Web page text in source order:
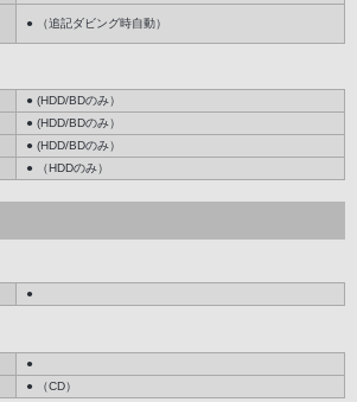
● （追記ダビング時自動）
● (HDD/BDのみ）
● (HDD/BDのみ）
● (HDD/BDのみ）
● （HDDのみ）
●
●
● （CD）